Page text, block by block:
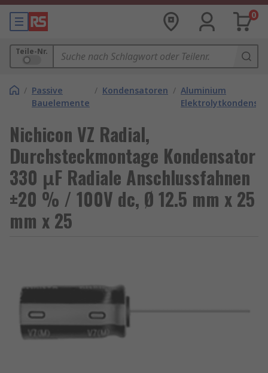
0
Teile-Nr.
/ Passive
Bauelemente
/ Kondensatoren / Aluminium
Nichicon VZ Radial,
Durchsteckmontage Kondensator
330 μF Radiale Anschlussfahnen
±20 % / 100V dc, Ø 12.5 mm x 25
mm x 25